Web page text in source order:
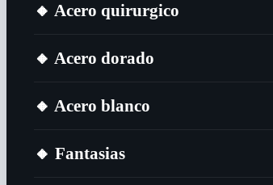
🔸​ Acero quirurgico
🔸​ Acero dorado
🔸​ Acero blanco
🔸​ Fantasias